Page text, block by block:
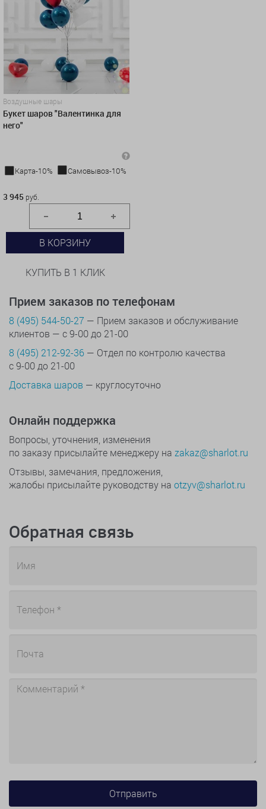
Воздушные шары
Букет шаров "Валентинка для
него"
Карта-10%
Самовывоз-10%
3 945 руб.
В КОРЗИНУ
КУПИТЬ В 1 КЛИК
Прием заказов по телефонам
8 (495) 544-50-27 — Прием заказов и обслуживание
клиентов — с 9-00 до 21-00
8 (495) 212-92-36 — Отдел по контролю качества
с 9-00 до 21-00
Доставка шаров — круглосуточно
Онлайн поддержка
Вопросы, уточнения, изменения
по заказу присылайте менеджеру на zakaz@sharlot.ru
Отзывы, замечания, предложения,
жалобы присылайте руководству на otzyv@sharlot.ru
Обратная связь